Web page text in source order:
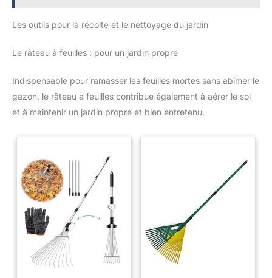
Les outils pour la récolte et le nettoyage du jardin
Le râteau à feuilles : pour un jardin propre
Indispensable pour ramasser les feuilles mortes sans abîmer le
gazon, le râteau à feuilles contribue également à aérer le sol
et à maintenir un jardin propre et bien entretenu.